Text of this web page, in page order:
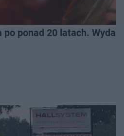
po ponad 20 latach.